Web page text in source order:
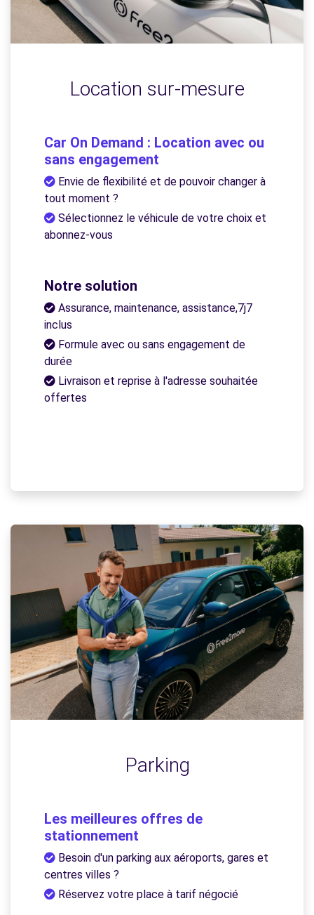
Location sur-mesure
Car On Demand : Location avec ou
sans engagement
Envie de flexibilité et de pouvoir changer à
tout moment ?
Sélectionnez le véhicule de votre choix et
abonnez-vous
Notre solution
Assurance, maintenance, assistance,7j7
inclus
Formule avec ou sans engagement de
durée
Livraison et reprise à l'adresse souhaitée
offertes
Parking
Les meilleures offres de
stationnement
Besoin d'un parking aux aéroports, gares et
centres villes ?
Réservez votre place à tarif négocié